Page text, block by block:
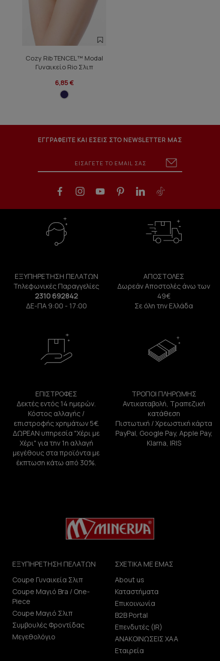
Cozy Rib TENCEL™ Modal
Γυναικείο Rio Σλιπ
6,85 €
ΕΓΓΡΑΦΕΙΤΕ ΚΑΙ ΕΣΕΙΣ ΣΤΟ NEWSLETTER ΜΑΣ
ΕΞΥΠΗΡΕΤΗΣΗ ΠΕΛΑΤΩΝ
Τηλεφωνικές Παραγγελίες
2310 692842
ΔΕ-ΠΑ 9:00 - 17:00
ΑΠΟΣΤΟΛΕΣ
Δωρεάν Αποστολές άνω των
49€
Σε όλη την Ελλάδα
ΕΠΙΣΤΡΟΦΕΣ
Δεκτές εντός 14 ημερών.
Κόστος αλλαγής /
επιστροφής χρημάτων 5€.
ΔΩΡΕΑΝ υπηρεσία "Χέρι με
Χέρι" για την 1η αλλαγή
μεγέθους στα προϊόντα με
έκπτωση κάτω από 30%.
ΤΡΟΠΟΙ ΠΛΗΡΩΜΗΣ
Αντικαταβολή, Τραπεζική
κατάθεση
Πιστωτική / Χρεωστική κάρτα
PayPal, Google Pay, Apple Pay,
Klarna, IRIS
ΕΞΥΠΗΡΕΤΗΣΗ ΠΕΛΑΤΩΝ
Coupe Γυναικεία Σλιπ
Coupe Μαγιό Bra / One-
Piece
Coupe Μαγιό Σλιπ
Συμβουλές Φροντίδας
Μεγεθολόγιο
ΣΧΕΤΙΚΑ ΜΕ ΕΜΑΣ
About us
Καταστήματα
Επικοινωνία
B2B Portal
Επενδυτές (IR)
ΑΝΑΚΟΙΝΩΣΕΙΣ ΧΑΑ
Εταιρεία